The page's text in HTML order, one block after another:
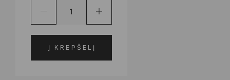
Į KREPŠELĮ